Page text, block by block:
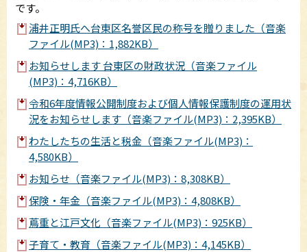
です。
浦井正明氏へ台東区名誉区民の称号を贈りました（音楽
ファイル(MP3)：1,882KB）
お知らせします 台東区の財政状況（音楽ファイル
(MP3)：4,716KB）
令和6年度情報公開制度および個人情報保護制度の運用状
況をお知らせします（音楽ファイル(MP3)：2,395KB）
わたしたちの生活と税金（音楽ファイル(MP3)：
4,580KB）
お知らせ（音楽ファイル(MP3)：8,308KB）
保険・年金（音楽ファイル(MP3)：4,808KB）
蔦重と江戸文化（音楽ファイル(MP3)：925KB）
子育て・教育（音楽ファイル(MP3)：4,145KB）